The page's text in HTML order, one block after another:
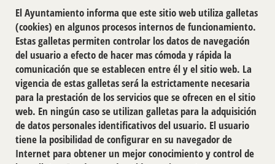
El Ayuntamiento informa que este sitio web utiliza galletas
(cookies) en algunos procesos internos de funcionamiento.
Estas galletas permiten controlar los datos de navegación
del usuario a efecto de hacer mas cómoda y rápida la
comunicación que se establecen entre él y el sitio web. La
vigencia de estas galletas será la estrictamente necesaria
para la prestación de los servicios que se ofrecen en el sitio
web. En ningún caso se utilizan galletas para la adquisición
de datos personales identificativos del usuario. El usuario
tiene la posibilidad de configurar en su navegador de
Internet para obtener un mejor conocimiento y control de